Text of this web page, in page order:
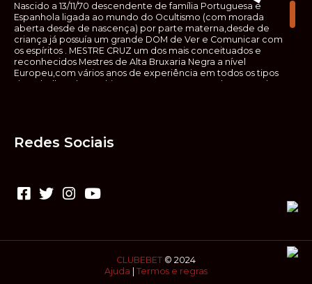
Nascido a 13/11/70 descendente de família Portuguesa e
Espanhola ligada ao mundo do Ocultismo (com morada
aberta desde de nascença) por parte materna,desde de
criança já possuía um grande DOM de Ver e Comunicar com
os espíritos . MESTRE CRUZ um dos mais conceituados e
reconhecidos Mestres de Alta Bruxaria Negra a nível
Europeu,com vários anos de experiência em todos os tipos
de trabalhos de Ocultismo. Escreveu os seus saberes ocultos
não o faça sem precauções e sem possuir a devida
poderão causar danos. Consultai por isso sempre um
(médium) conhecedor, quando se trata de fazer trabalhos
Redes Sociais
CLUBEBET © 2024
Ajuda
Termos e regras